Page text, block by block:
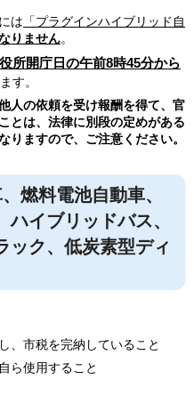
は 「プラグインハイブリッド自
りません。
所開庁日の午前8時45分から
す。
人の依頼を受け報酬を得て、官
とは、法律に別段の定めがある
りますので、ご注意ください。
燃料電池自動車、
イブリッドバス、
ック、低炭素型ディ
、市税を完納していること
ら使用すること